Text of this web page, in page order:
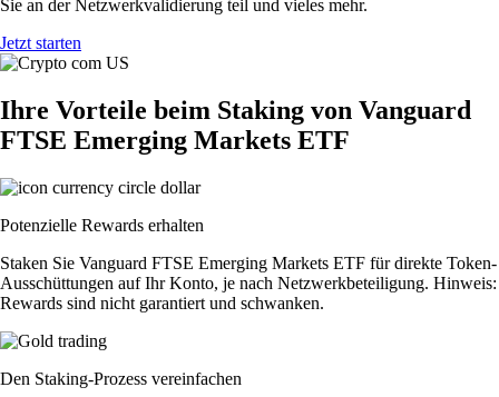
Sie an der Netzwerkvalidierung teil und vieles mehr.
Jetzt starten
Ihre Vorteile beim Staking von Vanguard
FTSE Emerging Markets ETF
Potenzielle Rewards erhalten
Staken Sie Vanguard FTSE Emerging Markets ETF für direkte Token-
Ausschüttungen auf Ihr Konto, je nach Netzwerkbeteiligung. Hinweis:
Rewards sind nicht garantiert und schwanken.
Den Staking-Prozess vereinfachen